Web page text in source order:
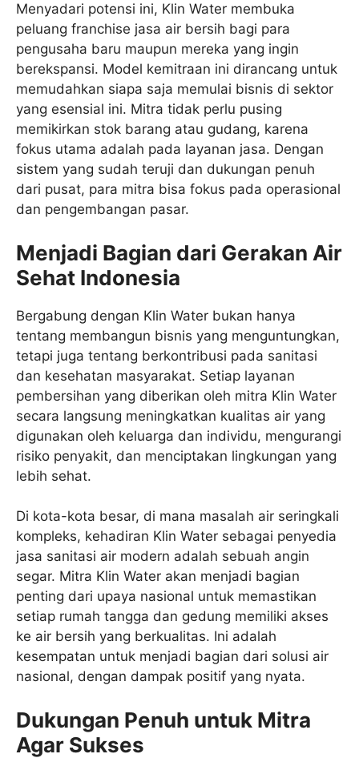
Menyadari potensi ini, Klin Water membuka
peluang franchise jasa air bersih bagi para
pengusaha baru maupun mereka yang ingin
berekspansi. Model kemitraan ini dirancang untuk
memudahkan siapa saja memulai bisnis di sektor
yang esensial ini. Mitra tidak perlu pusing
memikirkan stok barang atau gudang, karena
fokus utama adalah pada layanan jasa. Dengan
sistem yang sudah teruji dan dukungan penuh
dari pusat, para mitra bisa fokus pada operasional
dan pengembangan pasar.
Menjadi Bagian dari Gerakan Air
Sehat Indonesia
Bergabung dengan Klin Water bukan hanya
tentang membangun bisnis yang menguntungkan,
tetapi juga tentang berkontribusi pada sanitasi
dan kesehatan masyarakat. Setiap layanan
pembersihan yang diberikan oleh mitra Klin Water
secara langsung meningkatkan kualitas air yang
digunakan oleh keluarga dan individu, mengurangi
risiko penyakit, dan menciptakan lingkungan yang
lebih sehat.
Di kota-kota besar, di mana masalah air seringkali
kompleks, kehadiran Klin Water sebagai penyedia
jasa sanitasi air modern adalah sebuah angin
segar. Mitra Klin Water akan menjadi bagian
penting dari upaya nasional untuk memastikan
setiap rumah tangga dan gedung memiliki akses
ke air bersih yang berkualitas. Ini adalah
kesempatan untuk menjadi bagian dari solusi air
nasional, dengan dampak positif yang nyata.
Dukungan Penuh untuk Mitra
Agar Sukses